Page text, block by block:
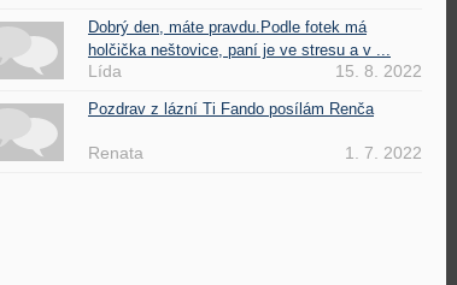
Dobrý den, máte pravdu.Podle fotek má
holčička neštovice, paní je ve stresu a v ...
Lída 15. 8. 2022
Pozdrav z lázní Ti Fando posílám Renča
Renata 1. 7. 2022